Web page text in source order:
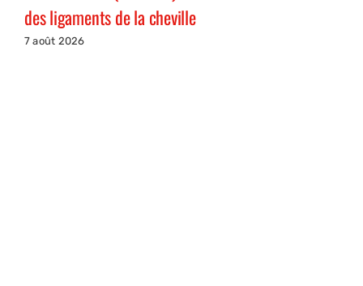
des ligaments de la cheville
7 août 2026